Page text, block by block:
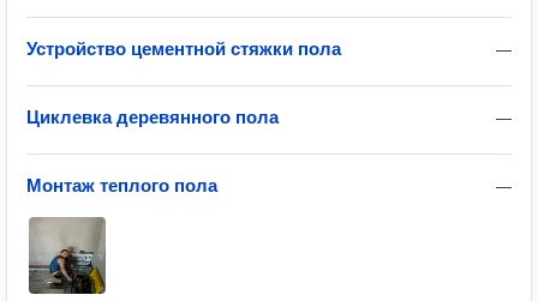
—
Устройство цементной стяжки пола
—
Циклевка деревянного пола
—
Монтаж теплого пола